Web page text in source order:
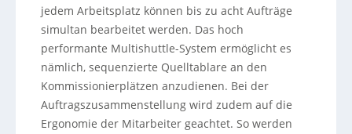
jedem Arbeitsplatz können bis zu acht Aufträge
simultan bearbeitet werden. Das hoch
performante Multishuttle-System ermöglicht es
nämlich, sequenzierte Quelltablare an den
Kommissionierplätzen anzudienen. Bei der
Auftragszusammenstellung wird zudem auf die
Ergonomie der Mitarbeiter geachtet. So werden